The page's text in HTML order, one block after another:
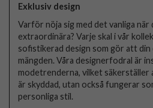
Exklusiv design
Varför nöja sig med det vanliga när
extraordinära? Varje skal i vår
sofistikerad design som gör att
mängden. Våra designerfodral är
modetrenderna, vilket
är skyddad, utan också fungerar
personliga stil.